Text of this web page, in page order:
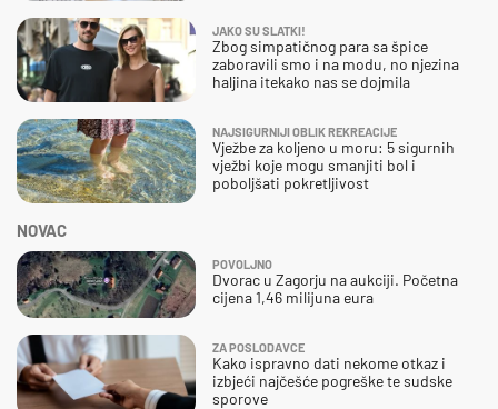
NOVAC
POVOLJNO
Dvorac u Zagorju na aukciji. Početna
cijena 1,46 milijuna eura
ZA POSLODAVCE
Kako ispravno dati nekome otkaz i
izbjeći najčešće pogreške te sudske
sporove
JAKO SU SLATKI!
Zbog simpatičnog para sa špice
zaboravili smo i na modu, no njezina
haljina itekako nas se dojmila
NAJSIGURNIJI OBLIK REKREACIJE
Vježbe za koljeno u moru: 5 sigurnih
vježbi koje mogu smanjiti bol i
poboljšati pokretljivost